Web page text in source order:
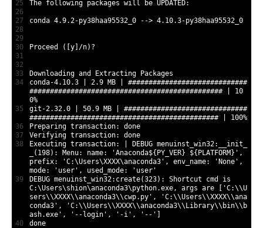
25
26
27
28
29
30
31
32
33
34
35
36
37
38
39
40
The following packages will be UPDATED:
conda 4.9.2-py38haa95532_0 --> 4.10.3-py38haa95532_0
Proceed ( y /n) ?
Downloading and Extracting
Packages
conda-4.10.3 2.9 MB
#############################
############################################### | 10
0%
git -2.32.0 50.9 MB
##############################
############################################## | 100%
Preparing transaction:
done
Verifying transaction:
done
Executing transaction: DEBUG menuinst_win32:
__init_
( 198) : Menu: name: 'Anaconda${PY_VER} ${PLATFORM}' ,
prefix: 'C:\Users\XXXX\anaconda3' , env_name: 'None' ,
mode: 'user' , used_mode:
'user'
DEBUG menuinst_win32: create(323) : Shortcut cmd is
C:\Users\shion\anaconda3\python.exe, args are
'C:\\U
sers\\XXXX\\anaconda3\\cwp.py' ,
'C:\\Users\\XXXX\\ana
conda3' ,
'C:\\Users\\XXXX\\anaconda3\\Library\\bin\\b
ash.exe' , '--login' , '-i' , '--'
done